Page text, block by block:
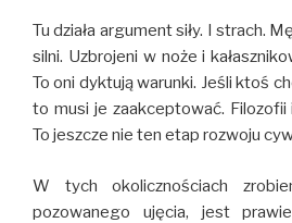
Tu działa argument siły. I strach.
silni. Uzbrojeni w noże i
To oni dyktują warunki. Jeśli ktoś
to musi je zaakceptować.
To jeszcze nie ten etap rozwoju
W tych okolicznościach
pozowanego ujęcia, jest